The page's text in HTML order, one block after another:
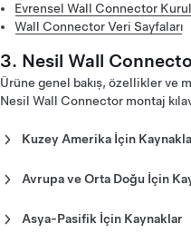
Kablolu 1. Nesil Mobil
Avrupa (Suomi)
Avrupa (Svenska)
Kablolu 1. Nesil Mobil
Avrupa (Slovenščina)
Avrupa (ελληνικά)
Evrensel Wall Connector
Wall Connector Veri Sayfaları
3. Nesil Wall
Ürüne genel bakış, özellikler ve
Nesil Wall Connector montaj
Kuzey Amerika İçin
(English)
(Español)
3. Nesil Wall Connector
Avrupa ve Orta Doğu İçin
(Čeština)
Asya-Pasifik İçin Kaynaklar